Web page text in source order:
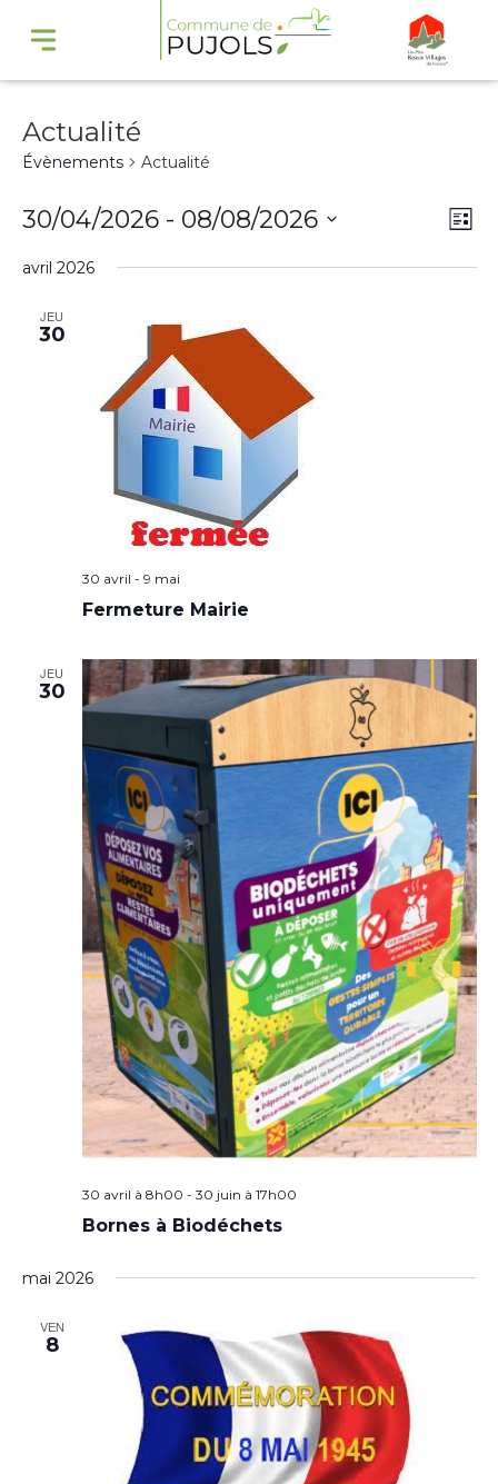
Actualité
Évènements Actualité
Liste
30/04/2026 - 08/08/2026
date.
avril 2026
JEU
30
30 avril - 9 mai
Fermeture Mairie
JEU
30
30 avril à 8h00 - 30 juin à 17h00
Bornes à Biodéchets
mai 2026
VEN
8